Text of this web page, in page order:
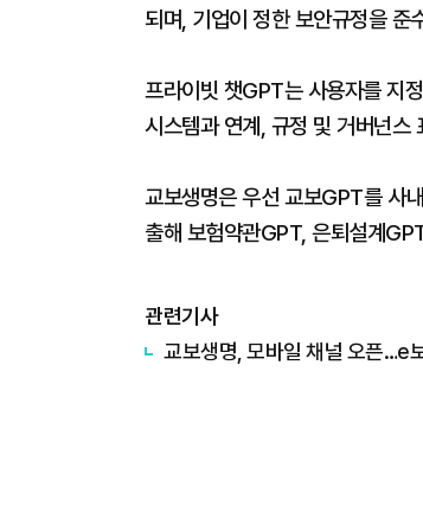
되며, 기업이 정한 보안규정을 준
프라이빗 챗GPT는 사용자를 지
시스템과 연계, 규정 및 거버넌스
교보생명은 우선 교보GPT를 사
출해 보험약관GPT, 은퇴설계
관련기사
교보생명, 모바일 채널 오픈…e